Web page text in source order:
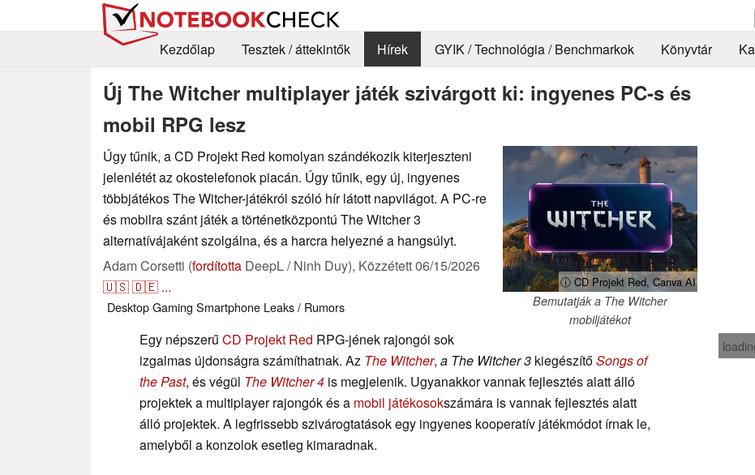
Kezdőlap
Tesztek / áttekintők Hírek GYIK / Technológia / Benchmarkok Könyvtár
Új The Witcher multiplayer játék szivárgott ki: ingyenes PC-s és
mobil RPG lesz
ⓘ CD Projekt Red, Canva AI
Bemutatják a The Witcher
mobiljátékot
Úgy tűnik, a CD Projekt Red komolyan szándékozik kiterjeszteni
jelenlétét az okostelefonok piacán. Úgy tűnik, egy új, ingyenes
többjátékos The Witcher-játékról szóló hír látott napvilágot. A PC-re
és mobilra szánt játék a történetközpontú The Witcher 3
alternatívájaként szolgálna, és a harcra helyezné a hangsúlyt.
Adam Corsetti (fordította DeepL / Ninh Duy), Közzétett06/15/2026
🇺🇸🇩🇪 ...
DesktopGaming Smartphone Leaks / Rumors
Egy népszerűCD Projekt Red RPG-jének rajongói sok
izgalmas újdonságra számíthatnak. Az The Witcher, a The Witcher 3 kiegészítőSongs of
the Past, és végül The Witcher 4 is megjelenik. Ugyanakkor vannak fejlesztés alatt álló
projektek a multiplayer rajongók és a mobil játékosokszámára is vannak fejlesztés alatt
álló projektek. A legfrissebb szivárogtatások egy ingyenes kooperatív játékmódot írnak le,
amelyből a konzolok esetleg kimaradnak.